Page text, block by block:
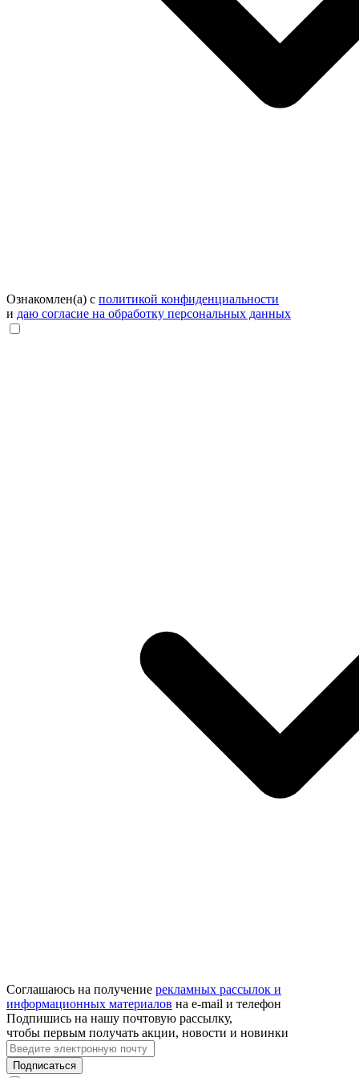
Ознакомлен(а) с политикой конфиденциальности
и даю согласие на обработку персональных данных
Соглашаюсь на получение рекламных рассылок и
информационных материалов на e‑mail и телефон
Подпишись на нашу почтовую рассылку,
чтобы первым получать акции, новости и новинки
Подписаться